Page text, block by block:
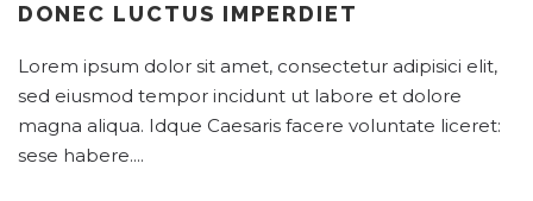
DONEC LUCTUS IMPERDIET
Lorem ipsum dolor sit amet, consectetur adipisici elit,
sed eiusmod tempor incidunt ut labore et dolore
magna aliqua. Idque Caesaris facere voluntate liceret:
sese habere....